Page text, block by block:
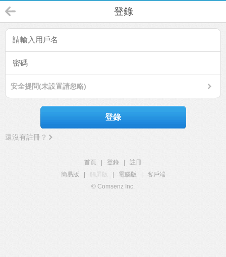
登錄
安全提問(未設置請忽略)
登錄
還沒有註冊？
首頁 登錄
註冊
簡易版
觸屏版 電腦版
客戶端
© Comsenz Inc.